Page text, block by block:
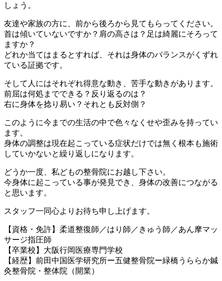
しょう。
友達や家族の方に、前から後ろから見てもらってください。
首は傾いていないですか？肩の高さは？足は綺麗にそろって
ますか？
どれか当てはまるとすれば、 それは身体のバランスがくずれ
ている証拠です。
そして人にはそれぞれ得意な動き、苦手な動きがあります。
前屈は何処までできる？反り返るのは？
右に身体を捻り易い？それとも反対側？
このように今までの生活の中で色々なくせや歪みを持ってい
ます。
身体の調整は現在起こっている症状だけでは無く根本も施術
していかないと繰り返しになります。
どうか一度、私どもの整骨院にお越し下さい。
今身体に起こっている事が発見でき、身体の改善につながる
と思います。
スタッフ一同心よりお待ち申し上げます。
【資格・免許】柔道整復師／はり師／きゅう師／あん摩マッ
サージ指圧師
【卒業校】大阪行岡医療専門学校
【経歴】前田中国医学研究所ー五健整骨院ー緑橋うららか鍼
灸整骨院・整体院（開業）